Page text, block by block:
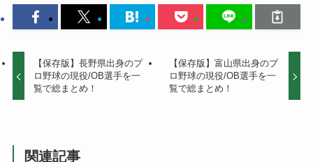
【保存版】長野県出身のプ
ロ野球の現役/OB選手を一
覧で総まとめ！
【保存版】富山県出身のプ
ロ野球の現役/OB選手を一
覧で総まとめ！
関連記事